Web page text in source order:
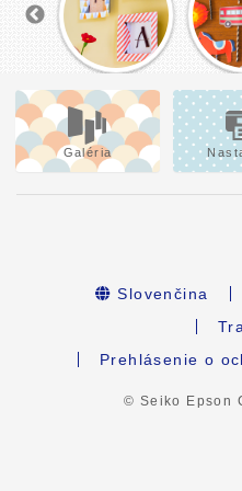
Galéria
Slovenčina
Prehlásenie o
© Seiko Epson